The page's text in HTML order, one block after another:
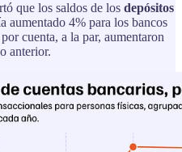
que los saldos de los depósitos
aumentado 4% para los bancos
cuenta, a la par, aumentaron
anterior.